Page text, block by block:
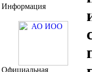
Информация
Официальная